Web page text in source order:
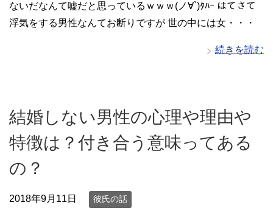
ないだなんて嘘だと思っているｗｗｗ(ノ∀`)ﾀﾊｰ はてさて
浮気をする男性なんてお断りですが 世の中には女・・・
続きを読む
結婚しない男性の心理や理由や
特徴は？付き合う意味ってある
の？
2018年9月11日 彼氏の話